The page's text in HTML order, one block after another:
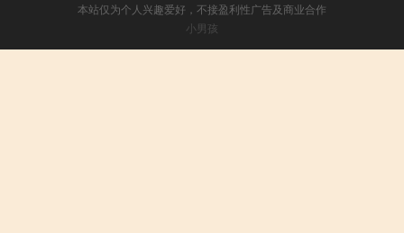
本站仅为个人兴趣爱好，不接盈利性广告及商业合作
小男孩